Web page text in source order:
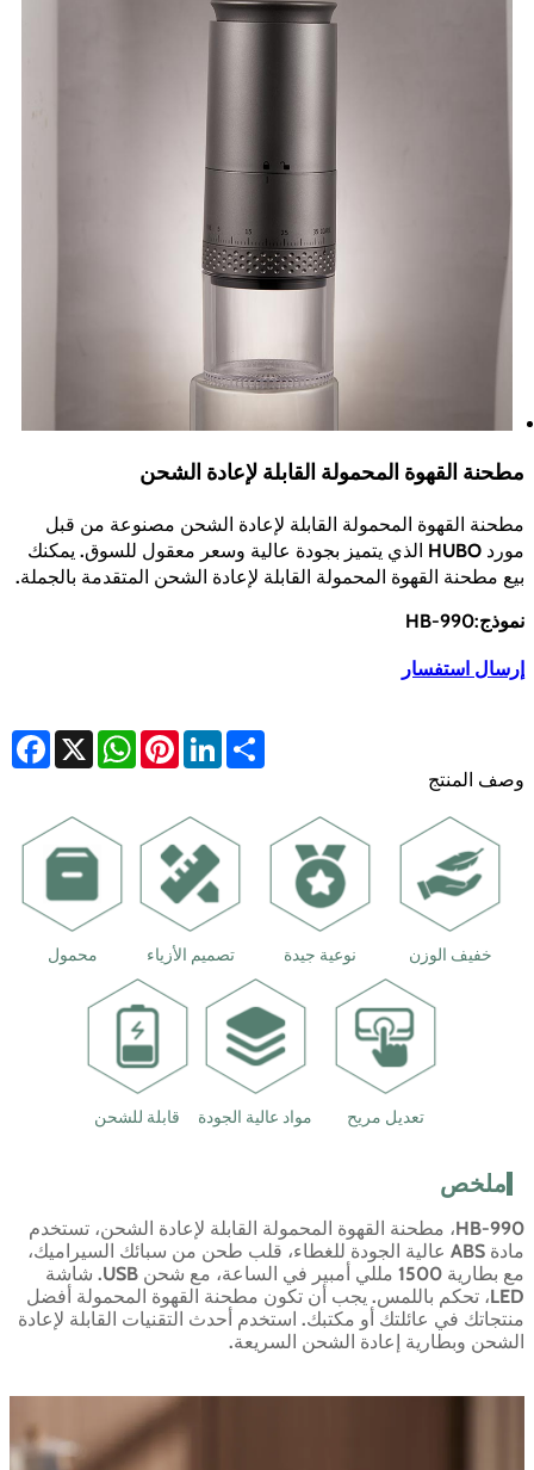
مطحنة القهوة المحمولة القابلة لإعادة الشحن
مطحنة القهوة المحمولة القابلة لإعادة الشحن مصنوعة من قبل
مورد HUBO الذي يتميز بجودة عالية وسعر معقول للسوق. يمكنك
بيع مطحنة القهوة المحمولة القابلة لإعادة الشحن المتقدمة بالجملة.
نموذج:HB-990
إرسال استفسار
X
WhatsAppPinterestLinkedInShare
وصف المنتج
خفيف الوزن نوعية جيدة تصميم الأزياء محمول
تعديل مريح مواد عالية الجودة قابلة للشحن
ملخص
HB-990، مطحنة القهوة المحمولة القابلة لإعادة الشحن، تستخدم
مادة ABS عالية الجودة للغطاء، قلب طحن من سبائك السيراميك،
مع بطارية 1500 مللي أمبير في الساعة، مع شحن USB. شاشة
LED، تحكم باللمس. يجب أن تكون مطحنة القهوة المحمولة أفضل
منتجاتك في عائلتك أو مكتبك. استخدم أحدث التقنيات القابلة لإعادة
الشحن وبطارية إعادة الشحن السريعة.